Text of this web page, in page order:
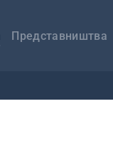
Представништва